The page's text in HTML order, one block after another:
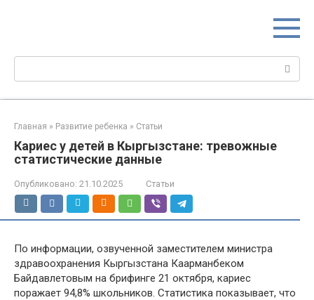
Поиск:
Главная » Развитие ребенка » Статьи
Кариес у детей в Кыргызстане: тревожные
статистические данные
Опубликовано: 21.10.2025 Статьи
По информации, озвученной заместителем министра
здравоохранения Кыргызстана Каарманбеком
Байдавлетовым на брифинге 21 октября, кариес
поражает 94,8% школьников. Статистика показывает, что